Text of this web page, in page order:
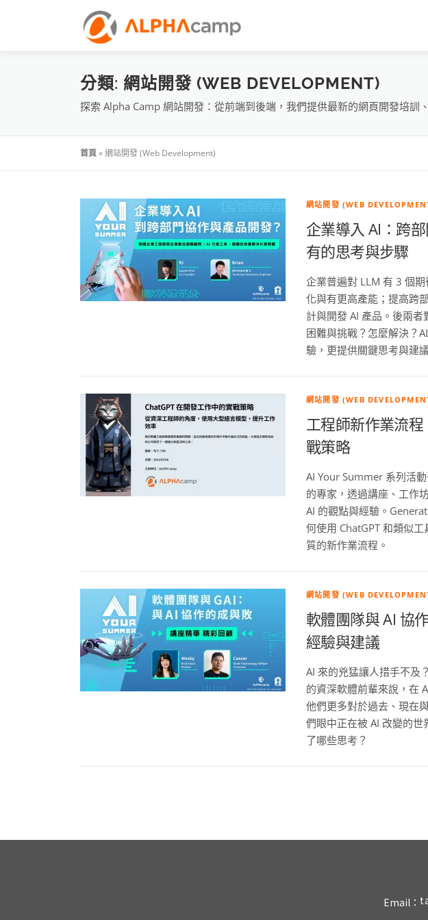
分類: 網站開發 (WEB DEVELOPMENT)
探索 Alpha Camp 網站開發：從前端到後端，我們提供最新的網頁開發培訓
首頁»網站開發 (Web Development)
網站開發 (WEB
企業導入 AI：跨
有的思考與步驟
企業普遍對 LLM 有 3 個
化與有更高產能；提高跨
計與開發 AI 產品。後兩
困難與挑戰？怎麼解決？
驗，更提供關鍵思考與建
網站開發 (WEB
工程師新作業流
戰策略
AI Your Summer 系列活
的專家，透過講座、工作
AI 的觀點與經驗。
何使用 ChatGPT 和類似
質的新作業流程。
網站開發 (WEB
軟體團隊與 AI 協
經驗與建議
AI 來的兇猛讓人措手不及
的資深軟體前輩來說，在
他們更多對於過去、現在
們眼中正在被 AI 改變的
了哪些思考？
Email：